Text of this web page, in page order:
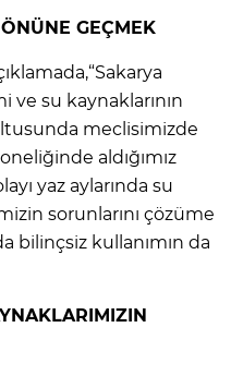
GEÇMEK
su kaynaklarının
meclisimizde
aldığımız
yaz aylarında su
sorunlarını çözüme
bilinçsiz kullanımın da